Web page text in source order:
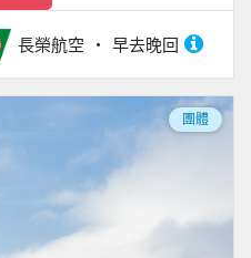
長榮航空 早去晚回
團體